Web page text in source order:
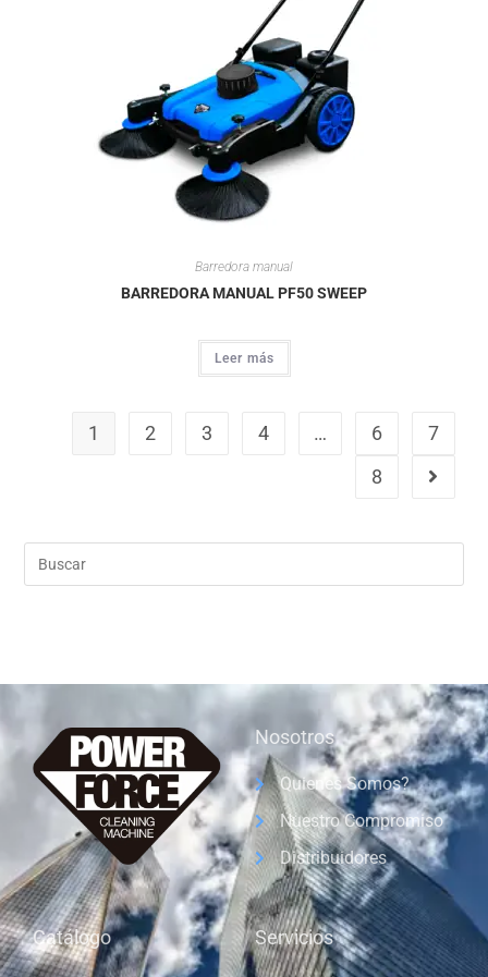
Barredora manual
BARREDORA MANUAL PF50 SWEEP
Leer más
1 2 3 4 … 6
7
8
Nosotros
Quienes Somos?
Nuestro Compromiso
Distribuidores
Catálogo Servicios